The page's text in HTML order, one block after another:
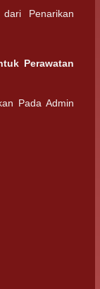
Penarikan
Perawatan
Pada Admin